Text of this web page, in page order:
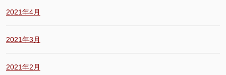
2021年4月
2021年3月
2021年2月